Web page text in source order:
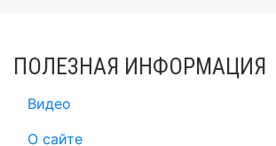
ПОЛЕЗНАЯ ИНФОРМАЦИЯ
Видео
О сайте